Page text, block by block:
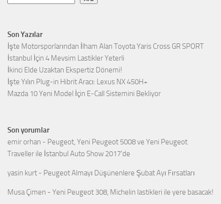
Son Yazılar
İşte Motorsporlarından İlham Alan Toyota Yaris Cross GR SPORT
İstanbul İçin 4 Mevsim Lastikler Yeterli
İkinci Elde Uzaktan Ekspertiz Dönemi!
İşte Yılın Plug-in Hibrit Aracı: Lexus NX 450H+
Mazda 10 Yeni Model İçin E-Call Sistemini Bekliyor
Son yorumlar
emir orhan - Peugeot, Yeni Peugeot 5008 ve Yeni Peugeot
Traveller ile İstanbul Auto Show 2017’de
yasin kurt - Peugeot Almayı Düşünenlere Şubat Ayı Fırsatları
Musa Çimen - Yeni Peugeot 308, Michelin lastikleri ile yere basacak!